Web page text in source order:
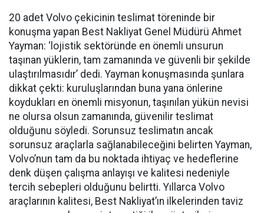
20 adet Volvo çekicinin teslimat töreninde bir
konuşma yapan Best Nakliyat Genel Müdürü Ahmet
Yayman: ‘lojistik sektöründe en önemli unsurun
taşınan yüklerin, tam zamanında ve güvenli bir şekilde
ulaştırılmasıdır’ dedi. Yayman konuşmasında şunlara
dikkat çekti: kuruluşlarından buna yana önlerine
koydukları en önemli misyonun, taşınılan yükün nevisi
ne olursa olsun zamanında, güvenilir teslimat
olduğunu söyledi. Sorunsuz teslimatın ancak
sorunsuz araçlarla sağlanabileceğini belirten Yayman,
Volvo’nun tam da bu noktada ihtiyaç ve hedeflerine
denk düşen çalışma anlayışı ve kalitesi nedeniyle
tercih sebepleri olduğunu belirtti. Yıllarca Volvo
araçlarının kalitesi, Best Nakliyat’ın ilkelerinden taviz